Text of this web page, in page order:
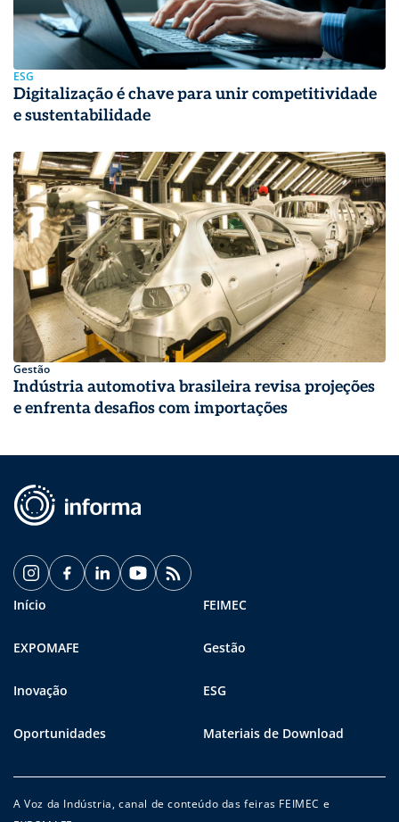
ESG
Digitalização é chave para unir competitividade
e sustentabilidade
Gestão
Indústria automotiva brasileira revisa projeções
e enfrenta desafios com importações
Início FEIMEC
EXPOMAFE Gestão
Inovação ESG
Oportunidades Materiais de Download
A Voz da Indústria, canal de conteúdo das feiras FEIMEC e